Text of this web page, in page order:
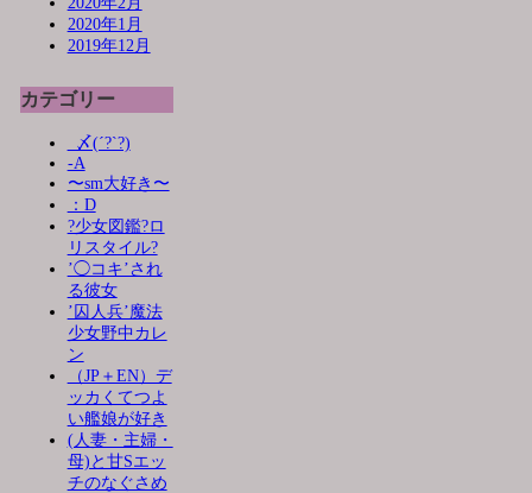
2020年1月
2019年12月
カテゴリー
_〆(´?`?)
-A
〜sm大好き〜
：D
?少女図鑑?ロ
リスタイル?
’◯コキ’され
る彼女
’囚人兵’魔法
少女野中カレ
ン
（JP＋EN）デ
ッカくてつよ
い艦娘が好き
(人妻・主婦・
母)と甘Sエッ
チのなぐさめ